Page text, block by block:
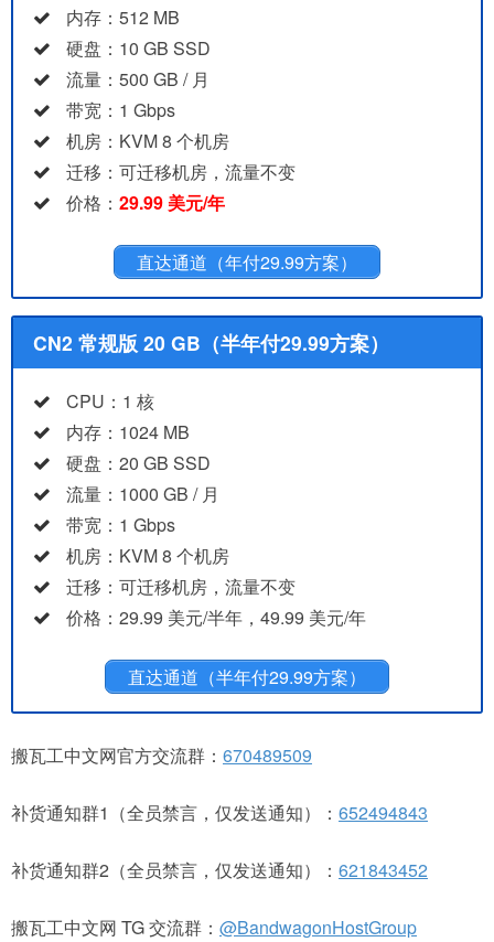
内存：512 MB
硬盘：10 GB SSD
流量：500 GB / 月
带宽：1 Gbps
机房：KVM 8 个机房
迁移：可迁移机房，流量不变
价格： 29.99 美元/年
直达通道（年付29.99方案）
CN2 常规版 20 GB（半年付29.99方案）
CPU：1 核
内存：1024 MB
硬盘：20 GB SSD
流量：1000 GB / 月
带宽：1 Gbps
机房：KVM 8 个机房
迁移：可迁移机房，流量不变
价格：29.99 美元/半年，49.99 美元/年
直达通道（半年付29.99方案）
搬瓦工中文网官方交流群： 670489509
补货通知群1（全员禁言，仅发送通知）： 652494843
补货通知群2（全员禁言，仅发送通知）： 621843452
搬瓦工中文网 TG 交流群： @BandwagonHostGroup